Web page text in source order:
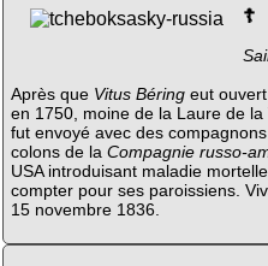
☦
Après que Vitus Béringeut ouvert
en 1750, moine de la Laure de la
fut envoyé avec des
colons de la Compagnie russo-
USA introduisant maladie
compter pour ses paroissiens.
15 novembre 1836.